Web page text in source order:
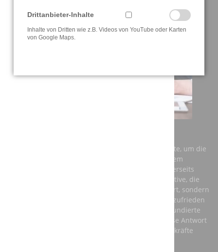
Einerseits benötigt Deutschland dringend Fachkräfte, um die
Anforderungen der Zukunft zu meistern und auf dem
globalen Markt konkurrenzfähig zu bleiben. Andererseits
brauchen junge Menschen eine berufliche Perspektive, die
ihnen nicht nur ein vernünftiges Einkommen sichert, sondern
auch ihre persönliche Entwicklung fördert und sie zufrieden
stellt. Die beste Antwort auf diese Fragen ist eine fundierte
Ausbildung in einem anerkannten Beruf – und diese Antwort
sollte aus den Unternehmen kommen, die auf Fachkräfte
Drittanbieter-Inhalte
Inhalte von Dritten wie z.B. Videos von YouTube oder Karten
von Google Maps.